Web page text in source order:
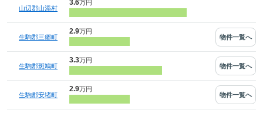
山辺郡山添村
3.6万円
生駒郡三郷町
2.9万円
物件一覧へ
生駒郡斑鳩町
3.3万円
物件一覧へ
生駒郡安堵町
2.9万円
物件一覧へ